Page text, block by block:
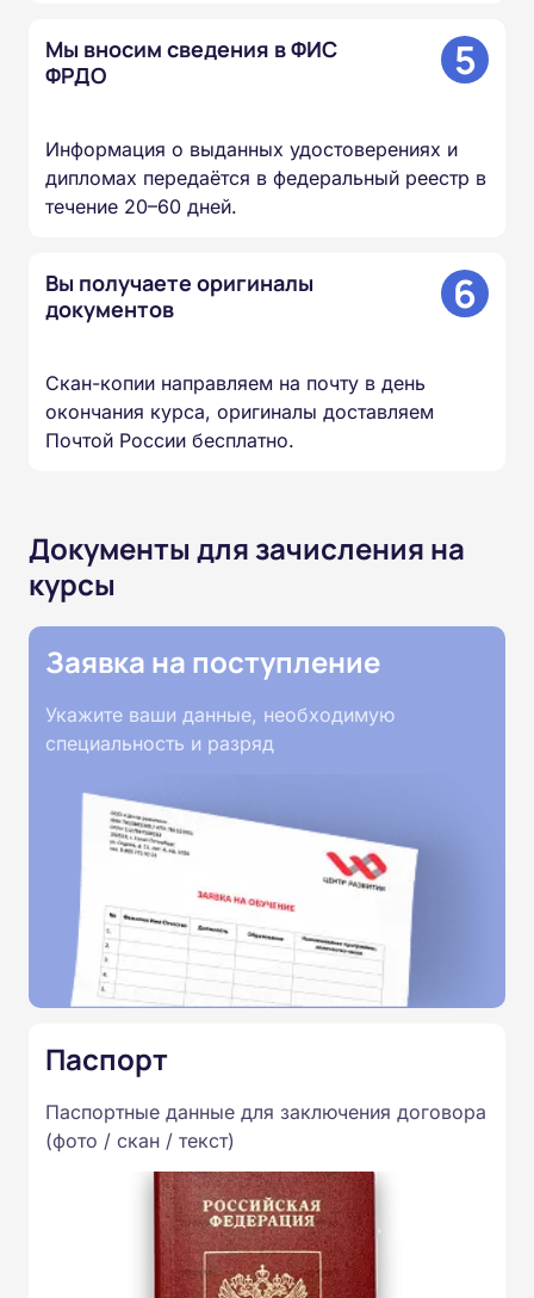
Мы вносим сведения в ФИС
ФРДО
5
Информация о выданных удостоверениях и
дипломах передаётся в федеральный реестр в
течение 20–60 дней.
Вы получаете оригиналы
документов
6
Скан-копии направляем на почту в день
окончания курса, оригиналы доставляем
Почтой России бесплатно.
Документы для зачисления на
курсы
Заявка на поступление
Укажите ваши данные, необходимую
специальность и разряд
Паспорт
Паспортные данные для заключения договора
(фото / скан / текст)